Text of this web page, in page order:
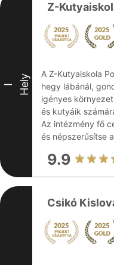
I Hely
Z-
A Z-Kutyaiskola
hegy lábánál,
igényes
és kutyáik
Az intézmény fő
és népszerűsítse
9.9
Csikó